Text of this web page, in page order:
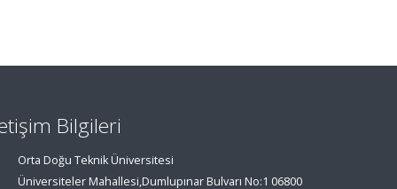
Bilgileri
Orta Doğu Teknik Üniversitesi
Üniversiteler Mahallesi,Dumlupınar Bulvarı No:1 06800